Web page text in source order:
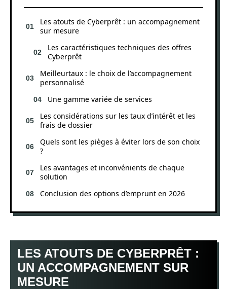
Les atouts de Cyberprêt : un accompagnement
sur mesure
Les caractéristiques techniques des offres
Cyberprêt
Meilleurtaux : le choix de l’accompagnement
personnalisé
Une gamme variée de services
Les considérations sur les taux d’intérêt et les
frais de dossier
Quels sont les pièges à éviter lors de son choix
?
Les avantages et inconvénients de chaque
solution
Conclusion des options d’emprunt en 2026
LES ATOUTS DE CYBERPRÊT :
UN ACCOMPAGNEMENT SUR
MESURE